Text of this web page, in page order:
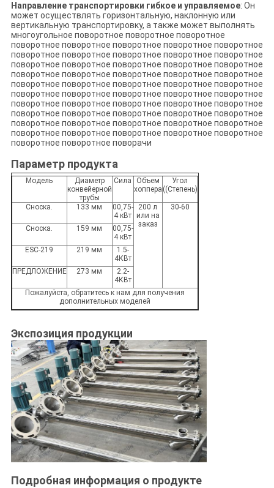
Направление транспортировки гибкое и управляемое: Он
может осуществлять горизонтальную, наклонную или
вертикальную транспортировку, а также может выполнять
многоугольное поворотное поворотное поворотное
поворотное поворотное поворотное поворотное поворотное
поворотное поворотное поворотное поворотное поворотное
поворотное поворотное поворотное поворотное поворотное
поворотное поворотное поворотное поворотное поворотное
поворотное поворотное поворотное поворотное поворотное
поворотное поворотное поворотное поворотное поворотное
поворотное поворотное поворотное поворотное поворотное
поворотное поворотное поворотное поворотное поворотное
поворотное поворотное поворотное поворотное поворотное
поворотное поворотное поворотное поворотное поворотное
поворотное поворотное поворачи
Параметр продукта
Модель
Диаметр
конвейерной
трубы
Сила
Объем
хоппера
Угол
((Степень)
Сноска. 133 мм
00,75-
4 кВт
200 л
или на
заказ
30-60
Сноска. 159 мм
00,75-
4 кВт
ESC-219
219 мм
1.5-
4КВт
ПРЕДЛОЖЕНИЕ
273 мм
2.2-
4КВт
Пожалуйста, обратитесь к нам для получения
дополнительных моделей
Экспозиция продукции
Подробная информация о продукте